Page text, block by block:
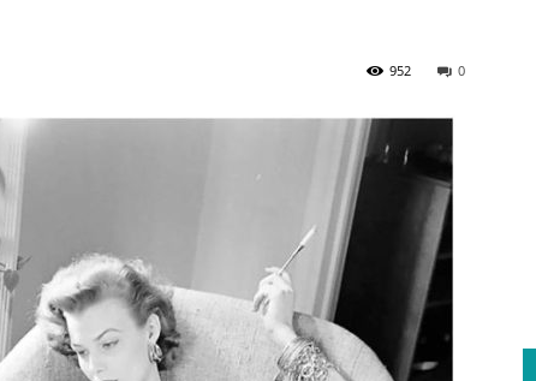
ΤΟ
0
952